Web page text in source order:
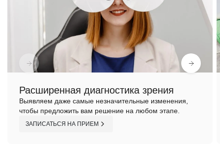
Расширенная диагностика зрения
Выявляем даже самые незначительные изменения,
чтобы предложить вам решение на любом этапе.
ЗАПИСАТЬСЯ НА ПРИЕМ